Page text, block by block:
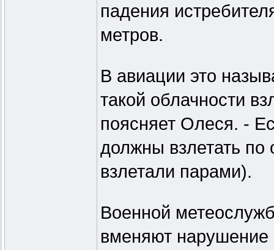
падения
метров.
В авиации это
такой облачности
поясняет Олеся. -
должны взлетать
взлетали парами).
Военной
вменяют нарушение